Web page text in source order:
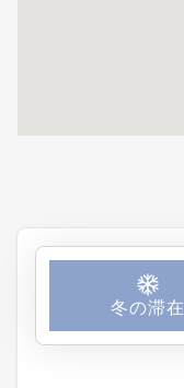
ンチック、静か
冬の滞在